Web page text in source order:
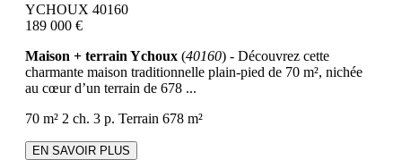
YCHOUX 40160
189 000 €
Maison + terrain Ychoux (40160) - Découvrez cette
charmante maison traditionnelle plain-pied de 70 m², nichée
au cœur d’un terrain de 678 ...
70 m² 2 ch. 3 p. Terrain 678 m²
EN SAVOIR PLUS